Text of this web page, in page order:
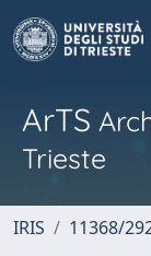
ArTS
Trieste
IRIS 11368/